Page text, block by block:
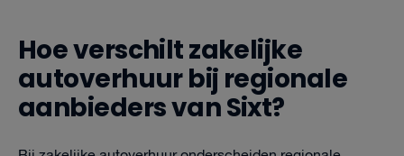
Hoe verschilt zakelijke
autoverhuur bij regionale
aanbieders van Sixt?